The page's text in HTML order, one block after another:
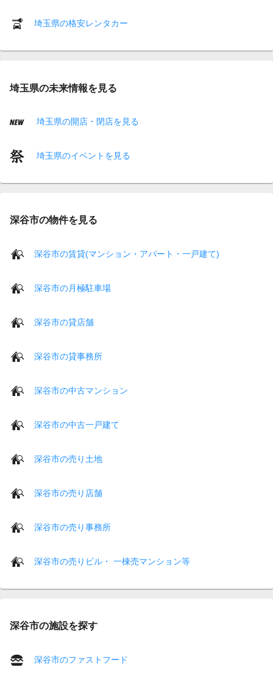
埼玉県の格安レンタカー
埼玉県の未来情報を見る
埼玉県の開店・閉店を見る
埼玉県のイベントを見る
深谷市の物件を見る
深谷市の賃貸(マンション・アパート・一戸建て)
深谷市の月極駐車場
深谷市の貸店舗
深谷市の貸事務所
深谷市の中古マンション
深谷市の中古一戸建て
深谷市の売り土地
深谷市の売り店舗
深谷市の売り事務所
深谷市の売りビル・ 一棟売マンション等
深谷市の施設を探す
深谷市のファストフード